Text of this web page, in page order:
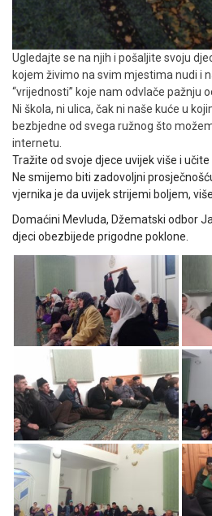
Ugledajte se na njih i pošaljite svoju
kojem živimo na svim mjestima nudi i
“vrijednosti” koje nam odvlače pažnju
Ni škola, ni ulica, čak ni naše kuće u
bezbjedne od svega ružnog što
internetu.
Tražite od svoje djece uvijek više i
Ne smijemo biti zadovoljni
vjernika je da uvijek strijemi boljem,
Domaćini Mevluda, Džematski odbor
djeci obezbijede prigodne poklone.